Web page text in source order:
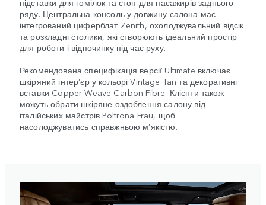
підставки для гомілок та стоп для пасажирів заднього
ряду. Центральна консоль у довжину салона має
інтегрований циферблат Zenith, охолоджувальний відсік
та розкладні столики, які створюють ідеальний простір
для роботи і відпочинку під час руху.
Рекомендована специфікація версії Ultimate включає
шкіряний інтер’єр у кольорі Vintage Tan та декоративні
вставки Copper Weave Carbon Fibre. Клієнти також
можуть обрати шкіряне оздоблення салону від
італійських майстрів Poltrona Frau, щоб
насолоджуватись справжньою м’якістю.